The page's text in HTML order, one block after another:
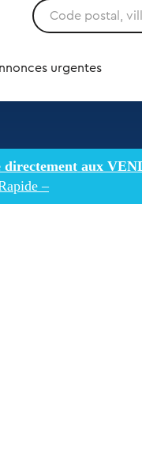
urgentes
directement aux
–